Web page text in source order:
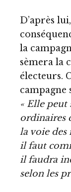
D’après
la
sèmera la
électeurs.
campagne
« Elle peut
ordinaires
la voie des
il faut
il faudra
selon les